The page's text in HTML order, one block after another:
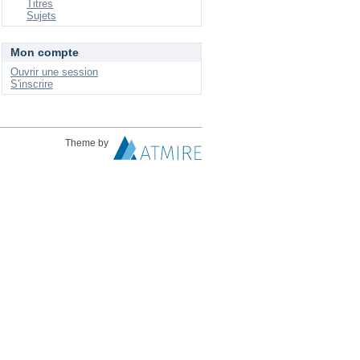
Titres
Sujets
Mon compte
Ouvrir une session
S'inscrire
Theme by